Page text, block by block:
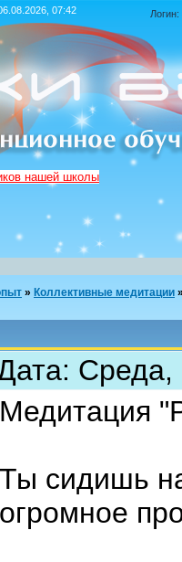
07:42 Логин:
нашей школы
» Коллективные медитации
Медитация
Ты сидишь
огромное